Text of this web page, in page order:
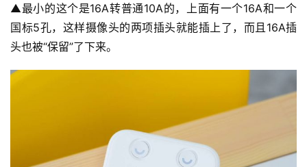
▲最小的这个是16A转普通10A的，上面有一个16A和一个
国标5孔，这样摄像头的两项插头就能插上了，而且16A插
头也被“保留”了下来。